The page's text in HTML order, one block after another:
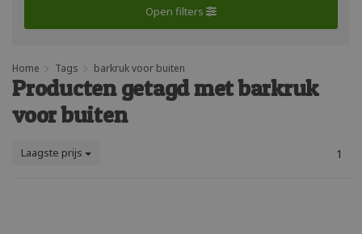
Open filters
Home Tags barkruk voor buiten
Producten getagd met barkruk
voor buiten
Laagste prijs 1